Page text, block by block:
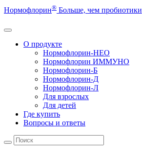
Нормофлорин® Больше, чем пробиотики
О продукте
Нормофлорин-НЕО
Нормофлорин ИММУНО
Нормофлорин-Б
Нормофлорин-Д
Нормофлорин-Л
Для взрослых
Для детей
Где купить
Вопросы и ответы